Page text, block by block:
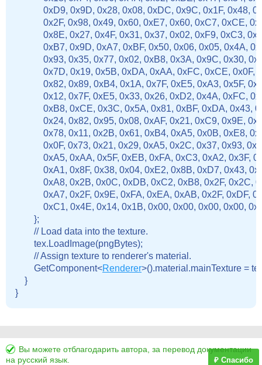
0xD9, 0x9D, 0x28, 0x08, 0xDC, 0x9C, 0x1F,
0x2F, 0x98, 0x49, 0x60, 0xE7, 0x60, 0xC7,
0x8E, 0x27, 0x4F, 0x31, 0x37, 0x02, 0xF9,
0xB7, 0x9D, 0xA7, 0xBF, 0x50, 0x06, 0x05,
0x93, 0x35, 0x77, 0x02, 0xB8, 0x3A, 0x9C,
0x7D, 0x19, 0x5B, 0xDA, 0xAA, 0xFC, 0xCE,
0x82, 0x89, 0xB4, 0x1A, 0x7F, 0xE5, 0xA3,
0x12, 0x7F, 0xE5, 0x33, 0x26, 0xD2, 0x4A,
0xB8, 0xCE, 0x3C, 0x5A, 0x81, 0xBF, 0xDA,
0x24, 0x82, 0x95, 0x08, 0xAF, 0x21, 0xC9,
0x78, 0x11, 0x2B, 0x61, 0xB4, 0xA5, 0x0B,
0x0F, 0x73, 0x21, 0x29, 0xA5, 0x2C, 0x37,
0xA5, 0xAA, 0x5F, 0xEB, 0xFA, 0xC3, 0xA2,
0xA1, 0x8F, 0x38, 0x04, 0xE2, 0x8B, 0xD7,
0xA8, 0x2B, 0x0C, 0xDB, 0xC2, 0xB8, 0x2F,
0xA7, 0x2F, 0x9E, 0xFA, 0xEA, 0xAB, 0x2F,
0xC1, 0x4E, 0x14, 0x1B, 0x00, 0x00, 0x00, 0x00,
        };
        // Load data into the texture.
        tex.LoadImage(pngBytes);
        // Assign texture to renderer's material.
        GetComponent<
Renderer>().material.mainTexture =
    }
Вы можете отблагодарить автора, за перевод документации
на русский язык.
₽ Спасибо